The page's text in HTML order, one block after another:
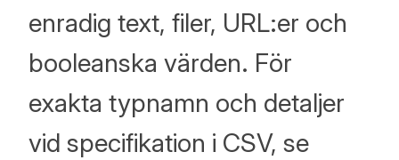
enradig text, filer, URL:er och
booleanska värden. För
exakta typnamn och detaljer
vid specifikation i CSV, se